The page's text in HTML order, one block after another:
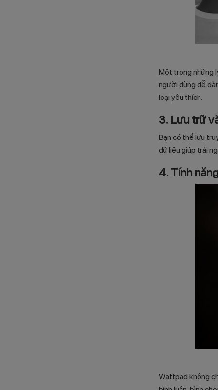
Một trong những
người dùng dễ
loại yêu thích.
3. Lưu trữ
Bạn có thể lưu
dữ liệu giúp trải
4. Tính
Wattpad không